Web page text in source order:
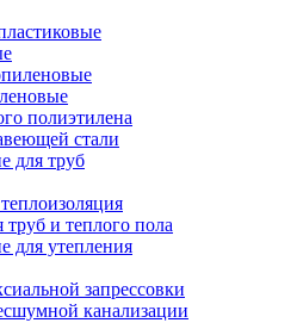
полиэтилена
стали
для труб
и теплого пола
для утепления
запрессовки
канализации